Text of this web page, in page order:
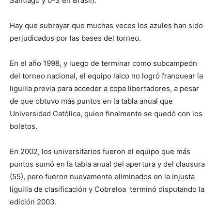
Hay que subrayar que muchas veces los azules han sido
perjudicados por las bases del torneo.
En el año 1998, y luego de terminar como subcampeón
del torneo nacional, el equipo laico no logró franquear la
liguilla previa para acceder a copa libertadores, a pesar
de que obtuvo más puntos en la tabla anual que
Universidad Católica, quien finalmente se quedó con los
boletos.
En 2002, los universitarios fueron el equipo que más
puntos sumó en la tabla anual del apertura y del clausura
(55), pero fueron nuevamente eliminados en la injusta
liguilla de clasificación y Cobreloa terminó disputando la
edición 2003.